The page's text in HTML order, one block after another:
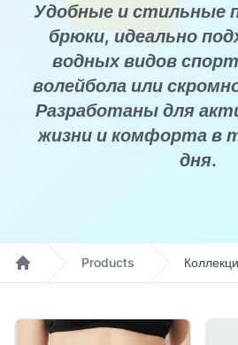
Удобные и стильные
брюки, идеально
водных видов
волейбола или
Разработаны для
жизни и комфорта в
дня.
Home
Products
Products